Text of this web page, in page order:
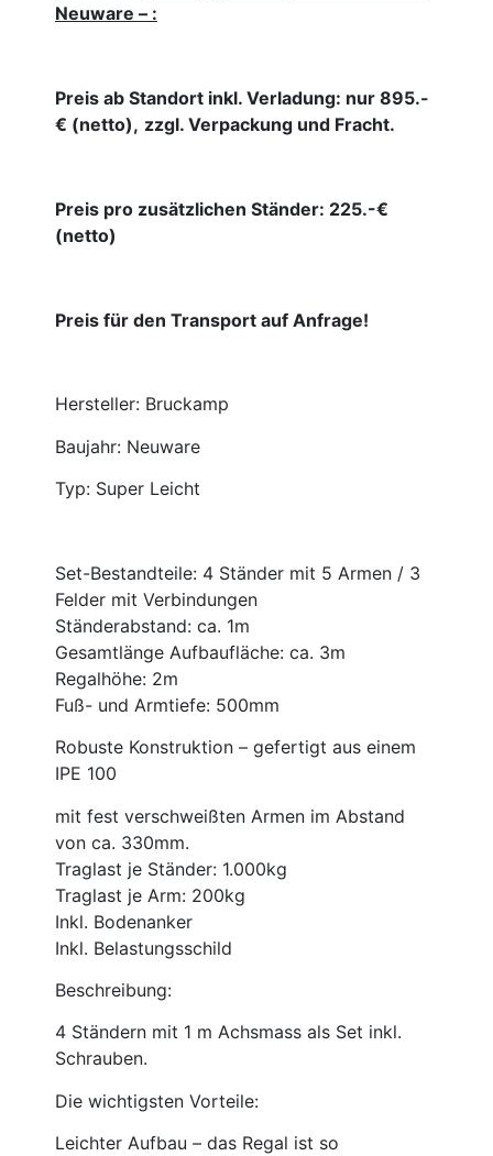
Neuware – :
Preis ab Standort inkl. Verladung: nur 895.-
€ (netto), zzgl. Verpackung und Fracht.
Preis pro zusätzlichen Ständer: 225.-€
(netto)
Preis für den Transport auf Anfrage!
Hersteller: Bruckamp
Baujahr: Neuware
Typ: Super Leicht
Set-Bestandteile: 4 Ständer mit 5 Armen / 3
Felder mit Verbindungen
Ständerabstand: ca. 1m
Gesamtlänge Aufbaufläche: ca. 3m
Regalhöhe: 2m
Fuß- und Armtiefe: 500mm
Robuste Konstruktion – gefertigt aus einem
IPE 100
mit fest verschweißten Armen im Abstand
von ca. 330mm.
Traglast je Ständer: 1.000kg
Traglast je Arm: 200kg
Inkl. Bodenanker
Inkl. Belastungsschild
Beschreibung:
4 Ständern mit 1 m Achsmass als Set inkl.
Schrauben.
Die wichtigsten Vorteile:
Leichter Aufbau – das Regal ist so